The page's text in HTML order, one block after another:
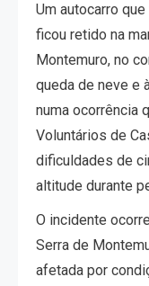
Um autocarro
ficou retido na
Montemuro, no
queda de neve e
numa ocorrência
Voluntários de
dificuldades de
altitude durante
O incidente
Serra de
afetada por